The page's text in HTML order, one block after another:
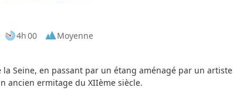
4h 00
Moyenne
Seine, en passant par un étang aménagé par un artiste
ancien ermitage du XIIème siècle.